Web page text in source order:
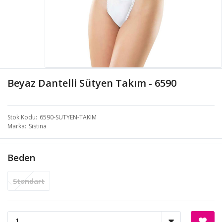
Beyaz Dantelli Sütyen Takım - 6590
Stok Kodu 6590-SUTYEN-TAKIM
Marka Sistina
Beden
Standart